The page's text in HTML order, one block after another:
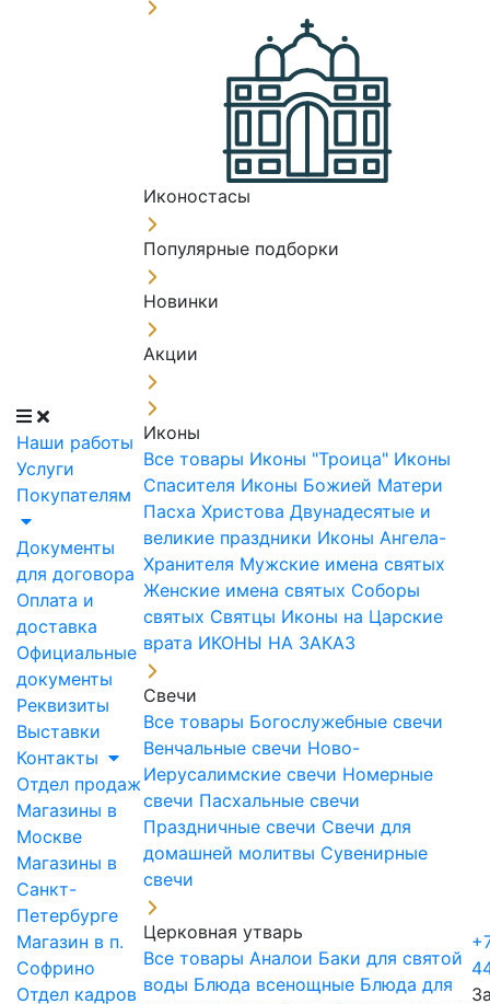
Наши работы
Услуги
Покупателям
Документы
для договора
Оплата и
доставка
Официальные
документы
Реквизиты
Выставки
Контакты
Отдел продаж
Магазины в
Москве
Магазины в
Санкт-
Петербурге
Магазин в п.
Софрино
Отдел кадров
Иконостасы
Популярные подборки
Новинки
Акции
Иконы
Все товары Иконы "Троица" Иконы
Спасителя Иконы Божией Матери
Пасха Христова Двунадесятые и
великие праздники Иконы Ангела-
Хранителя Мужские имена святых
Женские имена святых Соборы
святых Святцы Иконы на Царские
врата ИКОНЫ НА ЗАКАЗ
Свечи
Все товары Богослужебные свечи
Венчальные свечи Ново-
Иерусалимские свечи Номерные
свечи Пасхальные свечи
Праздничные свечи Свечи для
домашней молитвы Сувенирные
свечи
Церковная утварь
Все товары Аналои Баки для святой
воды Блюда всенощные Блюда для